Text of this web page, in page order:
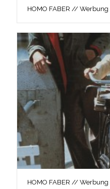
HOMO FABER //
HOMO FABER //